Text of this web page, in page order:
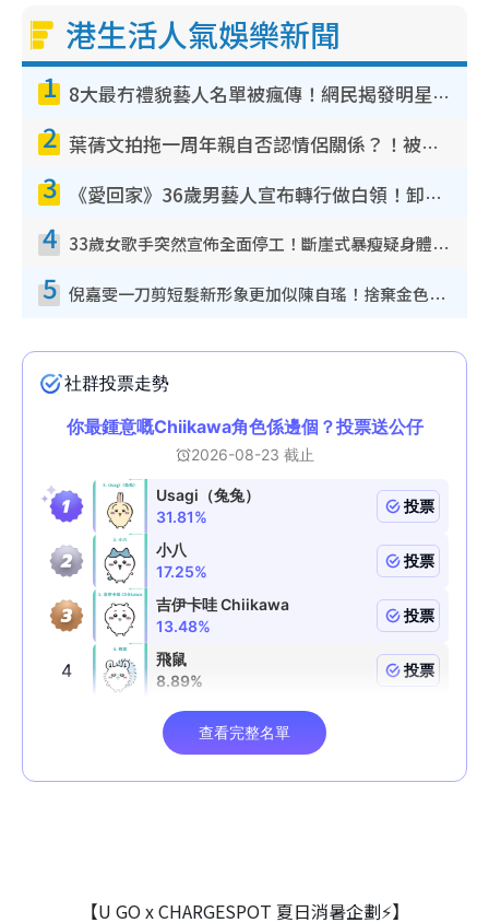
港生活人氣娛樂新聞
1 8大最冇禮貌藝人名單被瘋傳！網民揭發明星真面目 一致數臭呢位係無品天花板？
2 葉蒨文拍拖一周年親自否認情侶關係？！被質疑感情造假竟稱GM「普通同事」
3 《愛回家》36歲男藝人宣布轉行做白領！卸下藝人身份回歸素人平淡生活
4 33歲女歌手突然宣佈全面停工！斷崖式暴瘦疑身體亮紅燈！聲明曝︰將暫時淡出
5 倪嘉雯一刀剪短髮新形象更加似陳自瑤！捨棄金色長髮造型氣質大變超驚喜
【U GO x CHARGESPOT 夏日消暑企劃⚡】